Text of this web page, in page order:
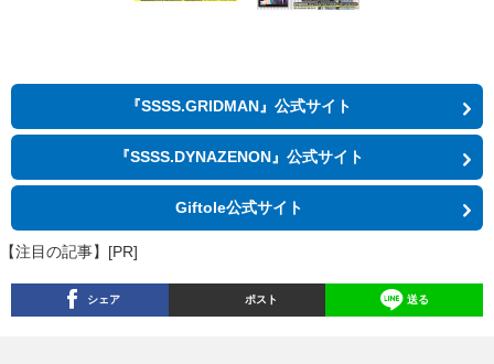
『SSSS.GRIDMAN』公式サイト
『SSSS.DYNAZENON』公式サイト
Giftole公式サイト
【注目の記事】[PR]
シェア ポスト 送る